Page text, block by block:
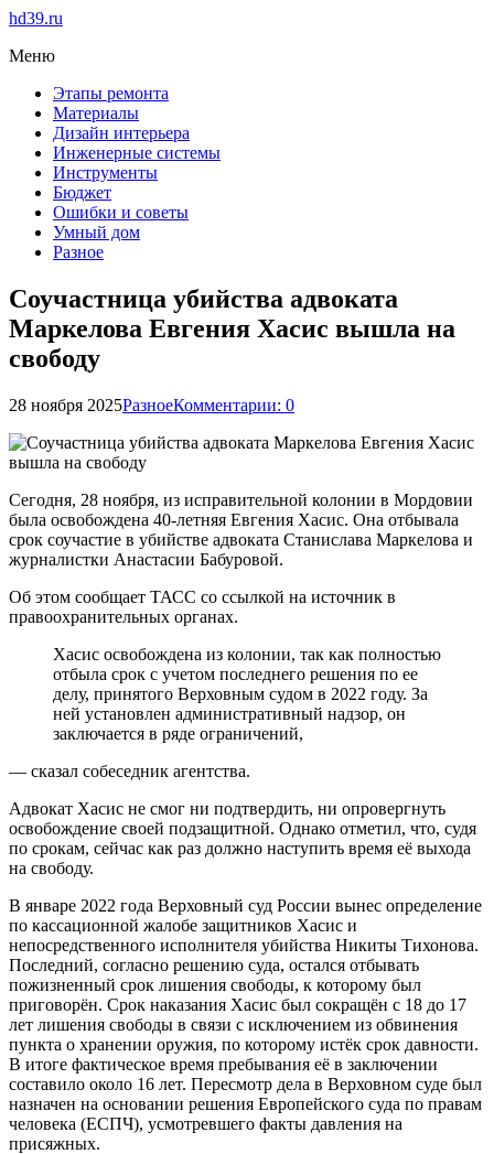
hd39.ru
Меню
Этапы ремонта
Материалы
Дизайн интерьера
Инженерные системы
Инструменты
Бюджет
Ошибки и советы
Умный дом
Разное
Соучастница убийства адвоката
Маркелова Евгения Хасис вышла на
свободу
28 ноября 2025РазноеКомментарии: 0
Сегодня, 28 ноября, из исправительной колонии в Мордовии
была освобождена 40-летняя Евгения Хасис. Она отбывала
срок соучастие в убийстве адвоката Станислава Маркелова и
журналистки Анастасии Бабуровой.
Об этом сообщает ТАСС со ссылкой на источник в
правоохранительных органах.
Хасис освобождена из колонии, так как полностью
отбыла срок с учетом последнего решения по ее
делу, принятого Верховным судом в 2022 году. За
ней установлен административный надзор, он
заключается в ряде ограничений,
— сказал собеседник агентства.
Адвокат Хасис не смог ни подтвердить, ни опровергнуть
освобождение своей подзащитной. Однако отметил, что, судя
по срокам, сейчас как раз должно наступить время её выхода
на свободу.
В январе 2022 года Верховный суд России вынес определение
по кассационной жалобе защитников Хасис и
непосредственного исполнителя убийства Никиты Тихонова.
Последний, согласно решению суда, остался отбывать
пожизненный срок лишения свободы, к которому был
приговорён. Срок наказания Хасис был сокращён с 18 до 17
лет лишения свободы в связи с исключением из обвинения
пункта о хранении оружия, по которому истёк срок давности.
В итоге фактическое время пребывания её в заключении
составило около 16 лет. Пересмотр дела в Верховном суде был
назначен на основании решения Европейского суда по правам
человека (ЕСПЧ), усмотревшего факты давления на
присяжных.